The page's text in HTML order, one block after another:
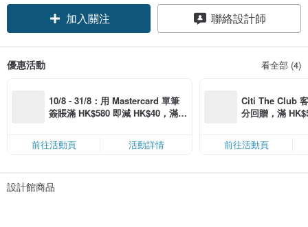
加入關注
聯絡設計師
優惠活動 看全部 (4)
10/8 - 31/8：用 Mastercard 單筆
簽賬滿 HK$580 即減 HK$40，滿 H
六、日滿 HK$880 即減 HK$80（名
額有限，額滿即止，僅限「常用信
前往活動頁 活動詳情
Citi The Club
分回贈，滿
前往活動頁
設計館商品